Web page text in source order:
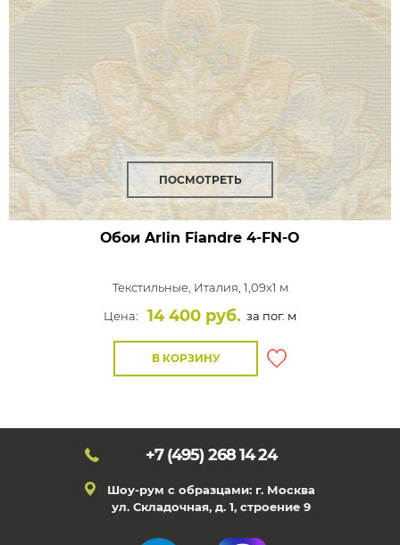
ПОСМОТРЕТЬ
Обои Arlin Fiandre 4-FN-O
Текстильные, Италия, 1,09x1 м
Цена:
14 400 руб. за пог. м
В КОРЗИНУ
+7 (495) 268 14 24
Шоу-рум с образцами: г. Москва
ул. Складочная, д. 1, строение 9